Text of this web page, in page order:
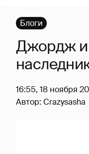
Блоги
Джордж и
16:55, 18 ноября
Автор: Crazysasha